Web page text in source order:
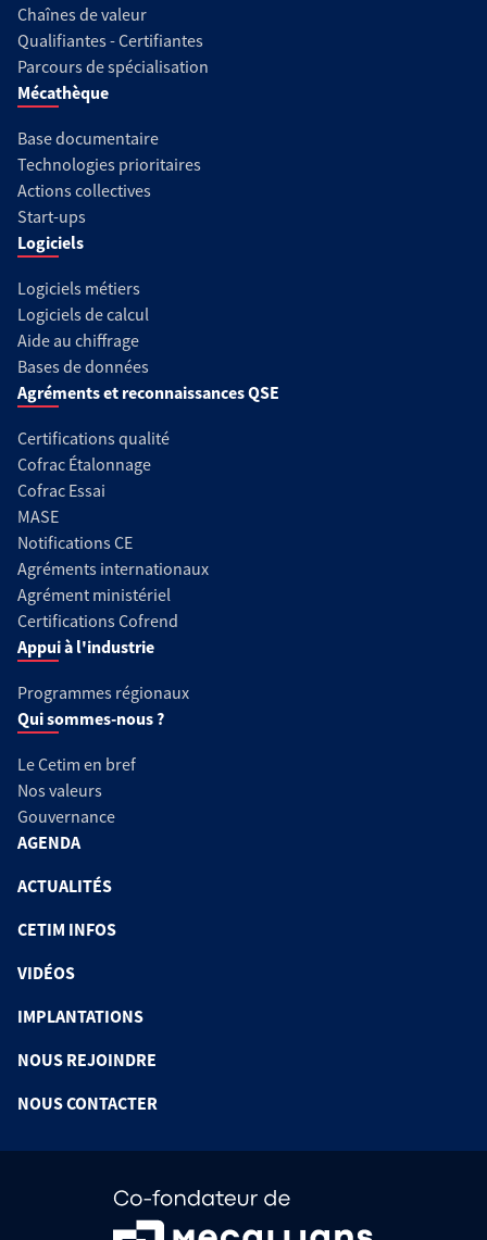
Chaînes de valeur
Qualifiantes - Certifiantes
Parcours de spécialisation
Mécathèque
Base documentaire
Technologies prioritaires
Actions collectives
Start-ups
Logiciels
Logiciels métiers
Logiciels de calcul
Aide au chiffrage
Bases de données
Agréments et reconnaissances QSE
Certifications qualité
Cofrac Étalonnage
Cofrac Essai
MASE
Notifications CE
Agréments internationaux
Agrément ministériel
Certifications Cofrend
Appui à l'industrie
Programmes régionaux
Qui sommes-nous ?
Le Cetim en bref
Nos valeurs
Gouvernance
AGENDA
ACTUALITÉS
CETIM INFOS
VIDÉOS
IMPLANTATIONS
NOUS REJOINDRE
NOUS CONTACTER